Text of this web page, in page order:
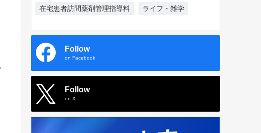
在宅患者訪問薬剤管理指導料 ライフ・雑学
Follow
on Facebook
Follow
on X